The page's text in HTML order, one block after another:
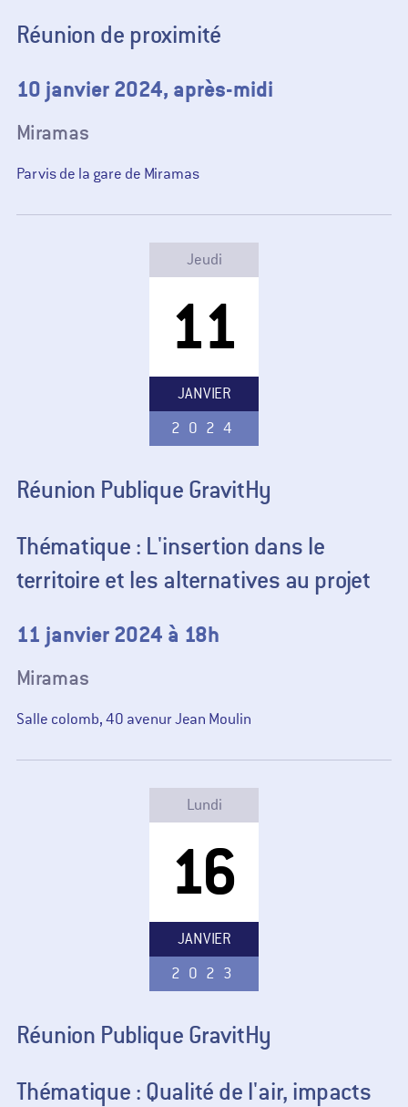
Réunion de proximité
10 janvier 2024, après-midi
Miramas
Parvis de la gare de Miramas
Jeudi
11
JANVIER
2024
Réunion Publique GravitHy
Thématique : L'insertion dans le
territoire et les alternatives au projet
11 janvier 2024 à 18h
Miramas
Salle colomb, 40 avenur Jean Moulin
Lundi
16
JANVIER
2023
Réunion Publique GravitHy
Thématique : Qualité de l'air, impacts